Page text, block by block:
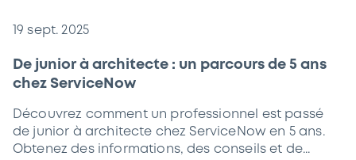
19 sept. 2025
De junior à architecte : un parcours de 5 ans
chez ServiceNow
Découvrez comment un professionnel est passé
de junior à architecte chez ServiceNow en 5 ans.
Obtenez des informations, des conseils et de...